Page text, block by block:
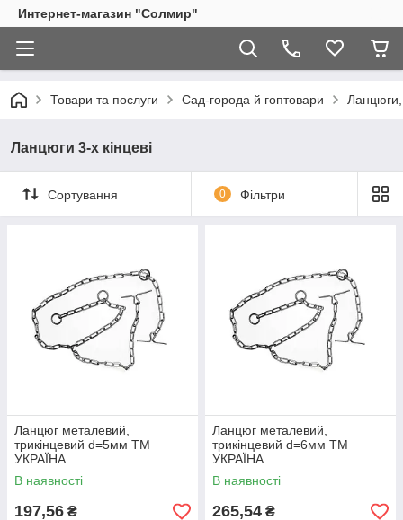
Интернет-магазин "Солмир"
Товари та послуги Сад-города й гоптовари Ланцюги,
Ланцюги 3-х кінцеві
Сортування 0 Фільтри
Ланцюг металевий,
трикiнцевий d=5мм ТМ
УКРАЇНА
В наявності
197,56 ₴
Ланцюг металевий,
трикiнцевий d=6мм ТМ
УКРАЇНА
В наявності
265,54 ₴